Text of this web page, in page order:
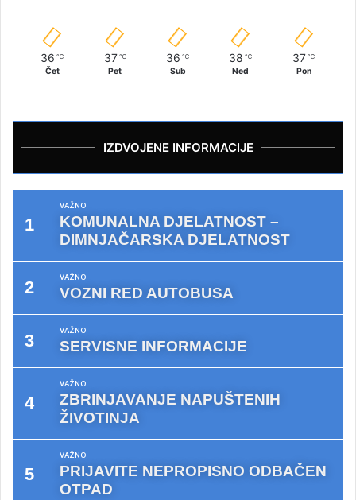
36 ℃
Čet
37 ℃
Pet
36 ℃
Sub
38 ℃
Ned
37 ℃
Pon
IZDVOJENE INFORMACIJE
VAŽNO
KOMUNALNA DJELATNOST –
DIMNJAČARSKA DJELATNOST
VAŽNO
VOZNI RED AUTOBUSA
VAŽNO
SERVISNE INFORMACIJE
VAŽNO
ZBRINJAVANJE NAPUŠTENIH
ŽIVOTINJA
VAŽNO
PRIJAVITE NEPROPISNO ODBAČEN
OTPAD